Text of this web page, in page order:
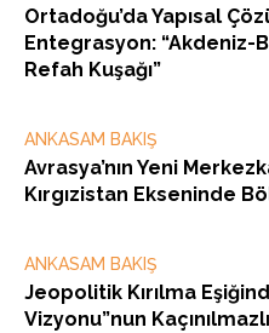
Ortadoğu’da Yapısal
Entegrasyon: “Akdeniz-
Refah Kuşağı”
ANKASAM BAKIŞ
Avrasya’nın Yeni
Kırgızistan Ekseninde
ANKASAM BAKIŞ
Jeopolitik Kırılma
Vizyonu”nun